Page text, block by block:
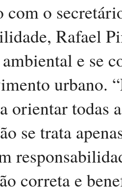
com o
Rafael
e se
urbano.
orientar todas
se trata
correta e